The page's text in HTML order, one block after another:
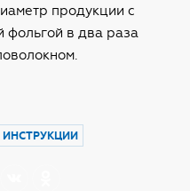
продукции с
в два раза
ИНСТРУКЦИИ